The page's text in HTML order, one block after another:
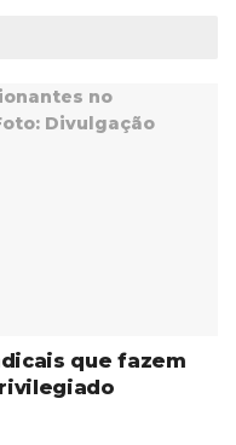
que fazem